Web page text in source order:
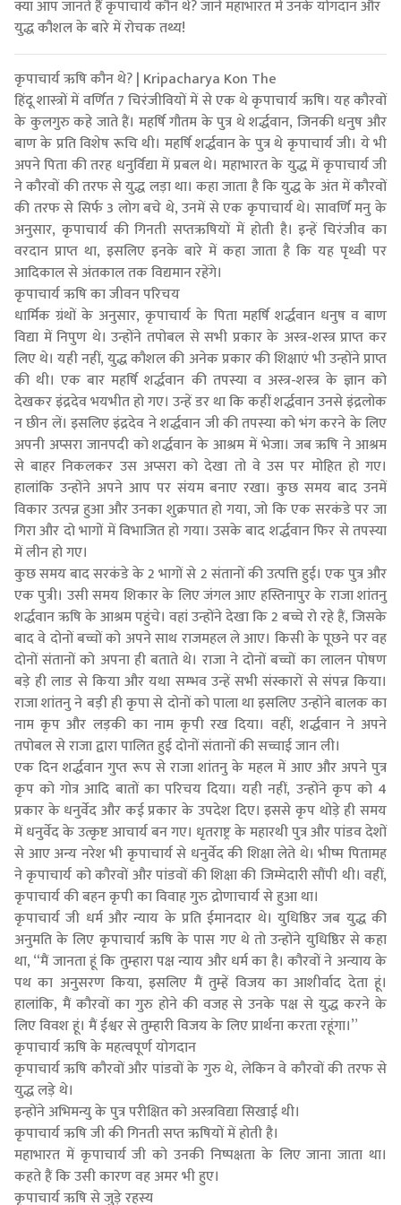
क्या आप जानते हैं कृपाचार्य कौन थे? जानें महाभारत में उनके योगदान और
युद्ध कौशल के बारे में रोचक तथ्य!
कृपाचार्य ऋषि कौन थे? | Kripacharya Kon The
हिंदू शास्त्रों में वर्णित 7 चिरंजीवियों में से एक थे कृपाचार्य ऋषि। यह कौरवों
के कुलगुरु कहे जाते हैं। महर्षि गौतम के पुत्र थे शर्द्धवान, जिनकी धनुष और
बाण के प्रति विशेष रूचि थी। महर्षि शर्द्धवान के पुत्र थे कृपाचार्य जी। ये भी
अपने पिता की तरह धनुर्विद्या में प्रबल थे। महाभारत के युद्ध में कृपाचार्य जी
ने कौरवों की तरफ से युद्ध लड़ा था। कहा जाता है कि युद्ध के अंत में कौरवों
की तरफ से सिर्फ 3 लोग बचे थे, उनमें से एक कृपाचार्य थे। सावर्णि मनु के
अनुसार, कृपाचार्य की गिनती सप्तऋषियों में होती है। इन्हें चिरंजीव का
वरदान प्राप्त था, इसलिए इनके बारे में कहा जाता है कि यह पृथ्वी पर
आदिकाल से अंतकाल तक विद्यमान रहेंगे।
कृपाचार्य ऋषि का जीवन परिचय
धार्मिक ग्रंथों के अनुसार, कृपाचार्य के पिता महर्षि शर्द्धवान धनुष व बाण
विद्या में निपुण थे। उन्होंने तपोबल से सभी प्रकार के अस्त्र-शस्त्र प्राप्त कर
लिए थे। यही नहीं, युद्ध कौशल की अनेक प्रकार की शिक्षाएं भी उन्होंने प्राप्त
की थी। एक बार महर्षि शर्द्धवान की तपस्या व अस्त्र-शस्त्र के ज्ञान को
देखकर इंद्रदेव भयभीत हो गए। उन्हें डर था कि कहीं शर्द्धवान उनसे इंद्रलोक
न छीन लें। इसलिए इंद्रदेव ने शर्द्धवान जी की तपस्या को भंग करने के लिए
अपनी अप्सरा जानपदी को शर्द्धवान के आश्रम में भेजा। जब ऋषि ने आश्रम
से बाहर निकलकर उस अप्सरा को देखा तो वे उस पर मोहित हो गए।
हालांकि उन्होंने अपने आप पर संयम बनाए रखा। कुछ समय बाद उनमें
विकार उत्पन्न हुआ और उनका शुक्रपात हो गया, जो कि एक सरकंडे पर जा
गिरा और दो भागों में विभाजित हो गया। उसके बाद शर्द्धवान फिर से तपस्या
में लीन हो गए।
कुछ समय बाद सरकंडे के 2 भागों से 2 संतानों की उत्पत्ति हुई। एक पुत्र और
एक पुत्री। उसी समय शिकार के लिए जंगल आए हस्तिनापुर के राजा शांतनु
शर्द्धवान ऋषि के आश्रम पहुंचे। वहां उन्होंने देखा कि 2 बच्चे रो रहे हैं, जिसके
बाद वे दोनों बच्चों को अपने साथ राजमहल ले आए। किसी के पूछने पर वह
दोनों संतानों को अपना ही बताते थे। राजा ने दोनों बच्चों का लालन पोषण
बड़े ही लाड से किया और यथा सम्‍भव उन्‍हें सभी संस्कारों से संपन्न किया।
राजा शांतनु ने बड़ी ही कृपा से दोनों को पाला था इसलिए उन्होंने बालक का
नाम कृप और लड़की का नाम कृपी रख दिया। वहीं, शर्द्धवान ने अपने
तपोबल से राजा द्वारा पालित हुई दोनों संतानों की सच्चाई जान ली।
एक दिन शर्द्धवान गुप्त रूप से राजा शांतनु के महल में आए और अपने पुत्र
कृप को गोत्र आदि बातों का परिचय दिया। यही नहीं, उन्होंने कृप को 4
प्रकार के धनुर्वेद और कई प्रकार के उपदेश दिए। इससे कृप थोड़े ही समय
में धनुर्वेद के उत्कृष्ट आचार्य बन गए। धृतराष्ट्र के महारथी पुत्र और पांडव देशों
से आए अन्‍य नरेश भी कृपाचार्य से धनुर्वेद की शिक्षा लेते थे। भीष्म पितामह
ने कृपाचार्य को कौरवों और पांडवों की शिक्षा की जिम्मेदारी सौंपी थी। वहीं,
कृपाचार्य की बहन कृपी का विवाह गुरु द्रोणाचार्य से हुआ था।
कृपाचार्य जी धर्म और न्याय के प्रति ईमानदार थे। युधिष्ठिर जब युद्ध की
अनुमति के लिए कृपाचार्य ऋषि के पास गए थे तो उन्होंने युधिष्ठिर से कहा
था, “मैं जानता हूं कि तुम्हारा पक्ष न्याय और धर्म का है। कौरवों ने अन्याय के
पथ का अनुसरण किया, इसलिए मैं तुम्हें विजय का आशीर्वाद देता हूं।
हालांकि, मैं कौरवों का गुरु होने की वजह से उनके पक्ष से युद्ध करने के
लिए विवश हूं। मैं ईश्वर से तुम्हारी विजय के लिए प्रार्थना करता रहूंगा।”
कृपाचार्य ऋषि के महत्वपूर्ण योगदान
कृपाचार्य ऋषि कौरवों और पांडवों के गुरु थे, लेकिन वे कौरवों की तरफ से
युद्ध लड़े थे।
इन्होंने अभिमन्यु के पुत्र परीक्षित को अस्त्रविद्या सिखाई थी।
कृपाचार्य ऋषि जी की गिनती सप्त ऋषियों में होती है।
महाभारत में कृपाचार्य जी को उनकी निष्पक्षता के लिए जाना जाता था।
कहते हैं कि उसी कारण वह अमर भी हुए।
कृपाचार्य ऋषि से जुड़े रहस्य